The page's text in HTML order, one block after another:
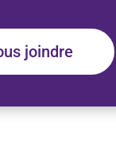
joindre